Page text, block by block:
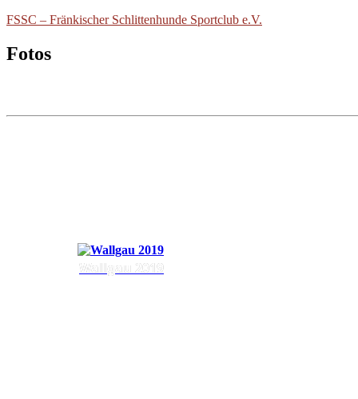
FSSC – Fränkischer Schlittenhunde Sportclub e.V.
Fotos
Wallgau 2019